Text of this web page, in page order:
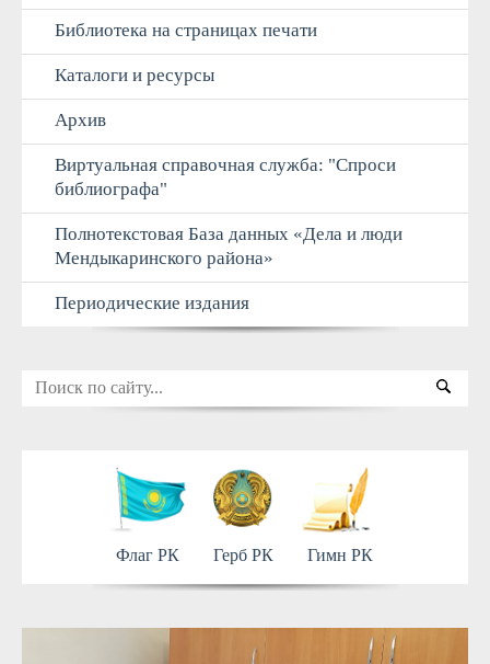
Библиотека на страницах печати
Каталоги и ресурсы
Архив
Виртуальная справочная служба: "Спроси
библиографа"
Полнотекстовая База данных «Дела и люди
Мендыкаринского района»
Периодические издания
Флаг РК Герб РК Гимн РК